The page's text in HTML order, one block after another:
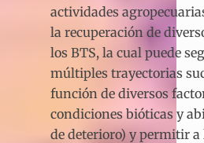
actividades
la recuperación de
los BTS, la cual puede
múltiples trayectorias
función de diversos
condiciones bióticas y
de deterioro) y permitir a